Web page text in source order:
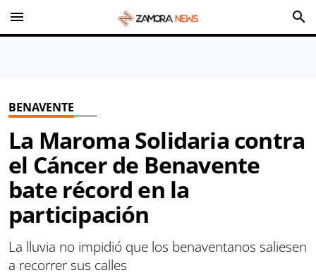
menu search
BENAVENTE
La Maroma Solidaria contra
el Cáncer de Benavente
bate récord en la
participación
La lluvia no impidió que los benaventanos saliesen
a recorrer sus calles